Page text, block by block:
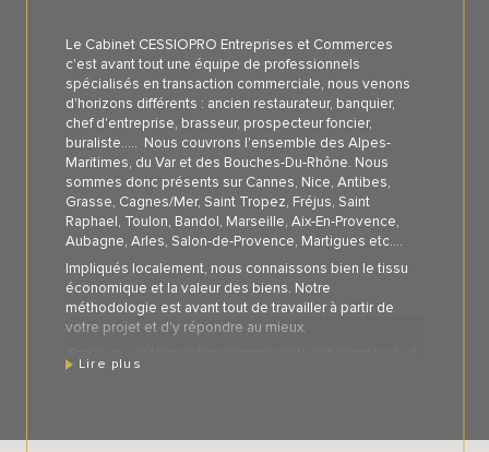
Le Cabinet CESSIOPRO Entreprises et Commerces
c'est avant tout une équipe de professionnels
spécialisés en transaction commerciale, nous venons
d'horizons différents : ancien restaurateur, banquier,
chef d'entreprise, brasseur, prospecteur foncier,
buraliste..... Nous couvrons l'ensemble des Alpes-
Maritimes, du Var et des Bouches-Du-Rhône. Nous
sommes donc présents sur Cannes, Nice, Antibes,
Grasse, Cagnes/Mer, Saint Tropez, Fréjus, Saint
Raphael, Toulon, Bandol, Marseille, Aix-En-Provence,
Aubagne, Arles, Salon-de-Provence, Martigues etc....
Impliqués localement, nous connaissons bien le tissu
économique et la valeur des biens. Notre
méthodologie est avant tout de travailler à partir de
votre projet et d'y répondre au mieux.
périlleuse, nous nous sommes entourés de personnes
Lire plus